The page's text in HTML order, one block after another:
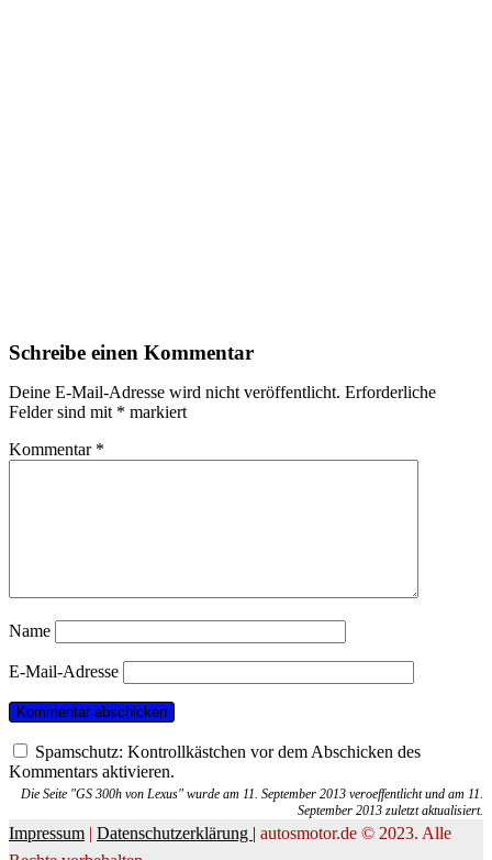
Schreibe einen Kommentar
Deine E-Mail-Adresse wird nicht veröffentlicht. Erforderliche
Felder sind mit * markiert
Kommentar *
Name
E-Mail-Adresse
Spamschutz: Kontrollkästchen vor dem Abschicken des
Kommentars aktivieren.
Die Seite "GS 300h von Lexus" wurde am 11. September 2013 veroeffentlicht und am 11.
September 2013 zuletzt aktualisiert.
Impressum | Datenschutzerklärung | autosmotor.de © 2023. Alle